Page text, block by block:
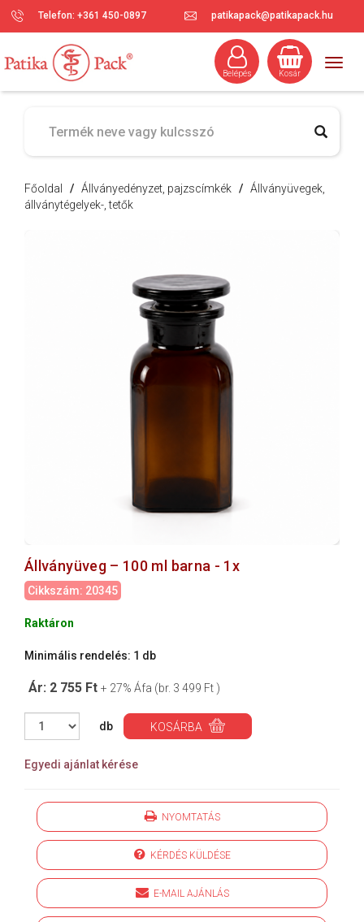
Telefon: +361 450-0897 patikapack@patikapack.hu
Kosár
Belépés
Főoldal / Állványedényzet, pajzscímkék / Állványüvegek,
állványtégelyek-, tetők
Állványüveg – 100 ml barna - 1x
Cikkszám: 20345
Raktáron
Minimális rendelés: 1 db
Ár: 2 755 Ft + 27% Áfa (br. 3 499 Ft )
db KOSÁRBA
Egyedi ajánlat kérése
NYOMTATÁS
KÉRDÉS KÜLDÉSE
E-MAIL AJÁNLÁS